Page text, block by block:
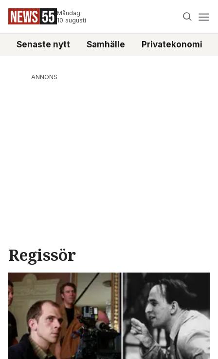
Måndag
10 augusti
Senaste nytt Samhälle Privatekonomi
ANNONS
Regissör